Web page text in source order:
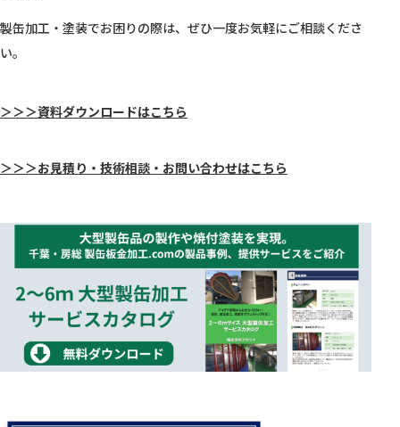
製缶加工・塗装でお困りの際は、ぜひ一度お気軽にご相談くださ
い。
＞＞＞資料ダウンロードはこちら
＞＞＞お見積り・技術相談・お問い合わせはこちら